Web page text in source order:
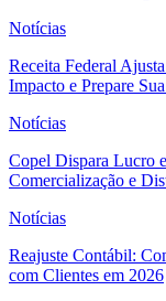
Notícias
Receita Federal
Impacto e Prepare
Notícias
Copel Dispara Lucro
Comercialização e
Notícias
Reajuste Contábil:
com Clientes em 2026